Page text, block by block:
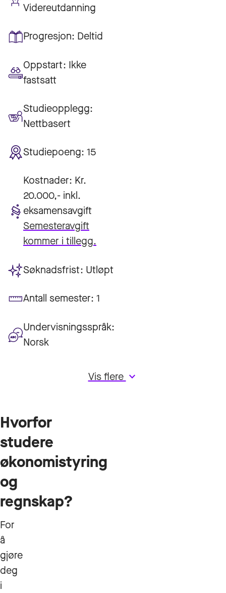
Videreutdanning
Progresjon: Deltid
Oppstart: Ikke
fastsatt
Studieopplegg:
Nettbasert
Studiepoeng: 15
Kostnader: Kr.
20.000,- inkl.
eksamensavgift
Semesteravgift
kommer i tillegg.
Søknadsfrist: Utløpt
Antall semester: 1
Undervisningsspråk:
Norsk
Vis flerekeyboard_arrow_down
Hvorfor
studere
økonomistyring
og
regnskap?
For
å
gjøre
deg
i